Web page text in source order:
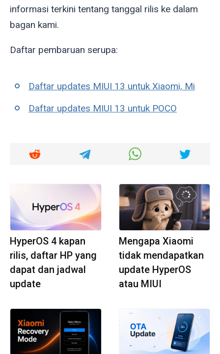
informasi terkini tentang tanggal rilis ke dalam
bagan kami.
Daftar pembaruan serupa:
Daftar updates MIUI 13 untuk Xiaomi, Mi
Daftar updates MIUI 13 untuk POCO
HyperOS 4 kapan
rilis, daftar HP yang
dapat dan jadwal
update
Mengapa Xiaomi
tidak mendapatkan
update HyperOS
atau MIUI